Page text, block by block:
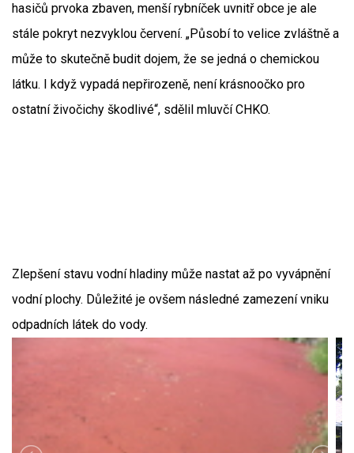
hasičů prvoka zbaven, menší rybníček uvnitř obce je ale
stále pokryt nezvyklou červení. „Působí to velice zvláštně a
může to skutečně budit dojem, že se jedná o chemickou
látku. I když vypadá nepřirozeně, není krásnoočko pro
ostatní živočichy škodlivé“, sdělil mluvčí CHKO.
Zlepšení stavu vodní hladiny může nastat až po vyvápnění
vodní plochy. Důležité je ovšem následné zamezení vniku
odpadních látek do vody.